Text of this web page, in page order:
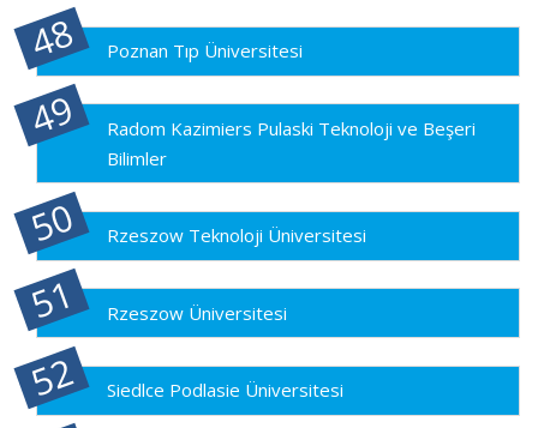
Poznan Tıp Üniversitesi
Radom Kazimiers Pulaski Teknoloji ve Beşeri
Bilimler
Rzeszow Teknoloji Üniversitesi
Rzeszow Üniversitesi
Siedlce Podlasie Üniversitesi